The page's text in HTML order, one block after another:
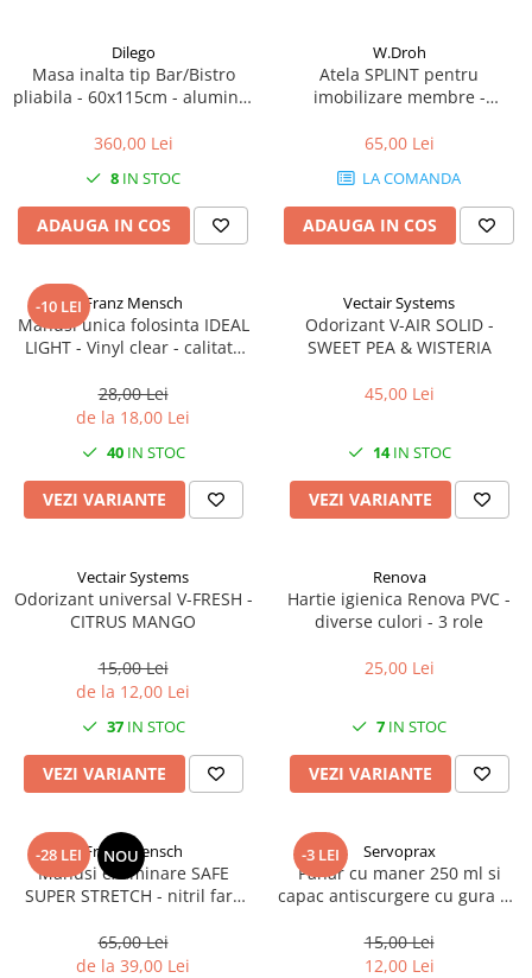
Dilego
Masa inalta tip Bar/Bistro
pliabila - 60x115cm - aluminiu
360,00 Lei
8 IN STOC
ADAUGA IN COS
W.Droh
Atela SPLINT pentru
imobilizare membre -
radio-transparenta - rola
65,00 Lei
LA COMANDA
ADAUGA IN COS
-10 LEI Franz Mensch
Manusi unica folosinta IDEAL
LIGHT - Vinyl clear - calitate
100 buc
28,00 Lei
de la 18,00 Lei
40IN STOC
VEZI VARIANTE
Vectair Systems
Odorizant V-AIR SOLID -
SWEET PEA & WISTERIA
45,00 Lei
14IN STOC
VEZI VARIANTE
Vectair Systems
Odorizant universal V-FRESH -
CITRUS MANGO
15,00 Lei
de la 12,00 Lei
37IN STOC
VEZI VARIANTE
Renova
Hartie igienica Renova PVC -
diverse culori - 3 role
25,00 Lei
7 IN STOC
VEZI VARIANTE
-28 LEI NOU
Franz Mensch
Manusi examinare SAFE
SUPER STRETCH - nitril fara
65,00 Lei
de la 39,00 Lei
-3 LEI Servoprax
Pahar cu maner 250 ml si
capac antiscurgere cu gura de
transparent
15,00 Lei
12,00 Lei